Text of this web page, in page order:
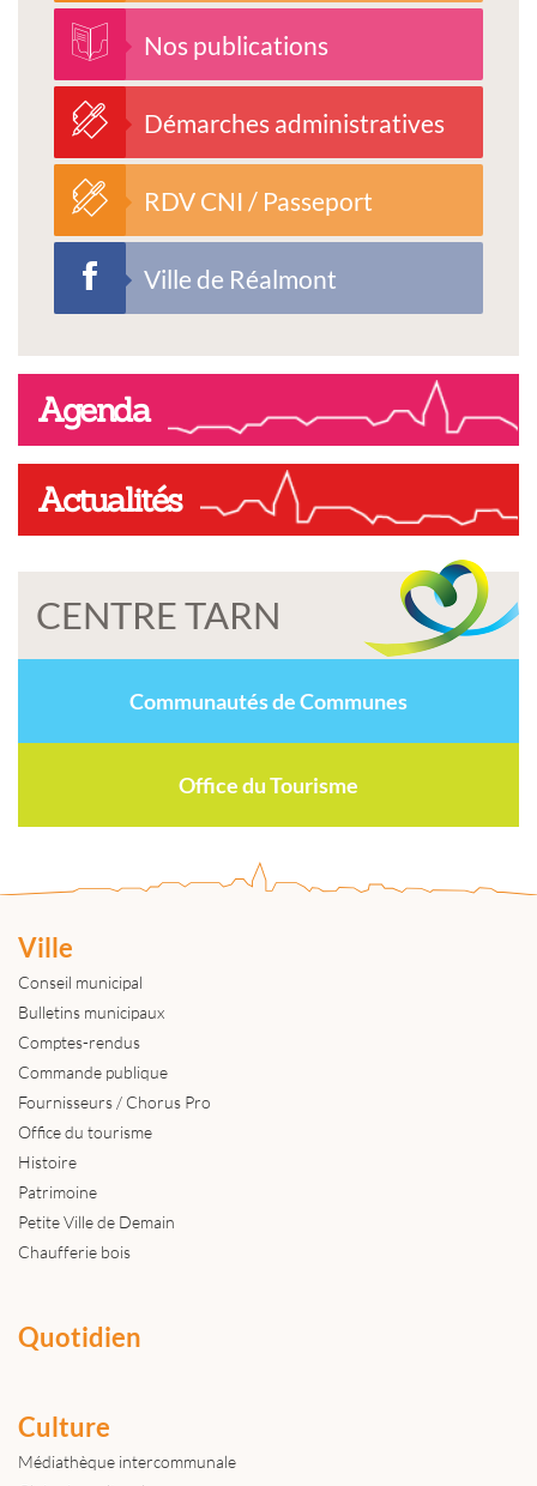
Nos publications
Démarches administratives
RDV CNI / Passeport
Ville de Réalmont
Agenda
Actualités
CENTRE TARN
Communautés de Communes
Office du Tourisme
Ville
Conseil municipal
Bulletins municipaux
Comptes-rendus
Commande publique
Fournisseurs / Chorus Pro
Office du tourisme
Histoire
Patrimoine
Petite Ville de Demain
Chaufferie bois
Quotidien
Culture
Médiathèque intercommunale